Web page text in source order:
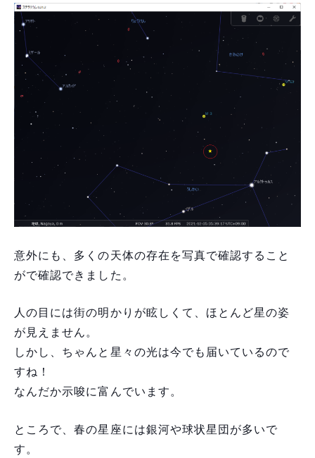
意外にも、多くの天体の存在を写真で確認すること
がで確認できました。
人の目には街の明かりが眩しくて、ほとんど星の姿
が見えません。
しかし、ちゃんと星々の光は今でも届いているので
すね！
なんだか示唆に富んでいます。
ところで、春の星座には銀河や球状星団が多いで
す。